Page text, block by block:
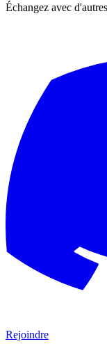
Échangez avec
Rejoindre